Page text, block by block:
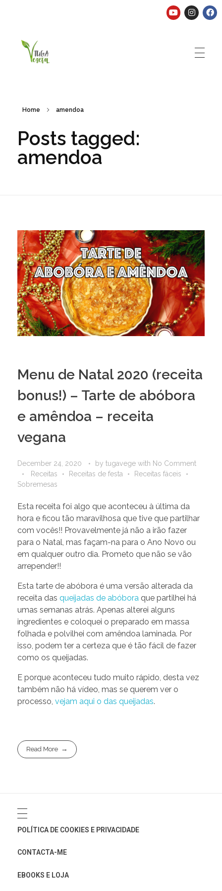
Home amendoa
Posts tagged:
amendoa
Menu de Natal 2020 (receita
bonus!) – Tarte de abóbora
e amêndoa – receita
vegana
December 24, 2020 by tugavege with No Comment
Receitas
Receitas de festa
Receitas fáceis
Sobremesas
Esta receita foi algo que aconteceu à última da
hora e ficou tão maravilhosa que tive que partilhar
com vocês!! Provavelmente já não a irão fazer
para o Natal, mas façam-na para o Ano Novo ou
em qualquer outro dia. Prometo que não se vão
arrepender!!
Esta tarte de abóbora é uma versão alterada da
receita das queijadas de abóbora que partilhei há
umas semanas atrás. Apenas alterei alguns
ingredientes e coloquei o preparado em massa
folhada e polvilhei com amêndoa laminada. Por
isso, podem ter a certeza que é tão fácil de fazer
como os queijadas.
E porque aconteceu tudo muito rápido, desta vez
também não há vídeo, mas se querem ver o
processo, vejam aqui o das queijadas.
Read More
POLÍTICA DE COOKIES E PRIVACIDADE
CONTACTA-ME
EBOOKS E LOJA